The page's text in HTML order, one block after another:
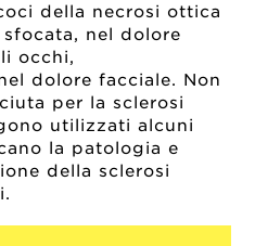
della necrosi ottica
nel dolore
occhi,
dolore facciale. Non
per la sclerosi
utilizzati alcuni
la patologia e
della sclerosi